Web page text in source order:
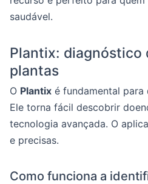
saudável.
Plantix: diagnóstico
plantas
O Plantix é fundamental para
Ele torna fácil descobrir
tecnologia avançada. O
e precisas.
Como funciona a